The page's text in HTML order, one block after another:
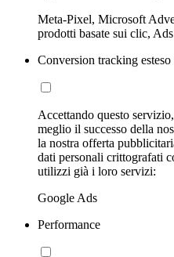
Meta-Pixel, Microsoft
prodotti basate sui clic,
Conversion tracking esteso
Accettando questo
meglio il successo della
la nostra offerta
dati personali crittografati
utilizzi già i loro servizi:
Google Ads
Performance